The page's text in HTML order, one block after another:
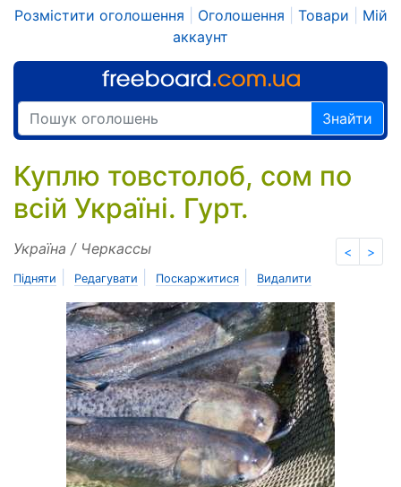
Розмістити оголошення Оголошення Товари
Мій
аккаунт
Знайти
Куплю товстолоб, сом по
всій Україні. Гурт.
< >
Україна / Черкассы
Підняти Редагувати Поскаржитися Видалити